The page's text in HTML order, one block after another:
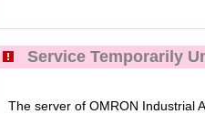
Service Temporarily
The server of OMRON Industrial